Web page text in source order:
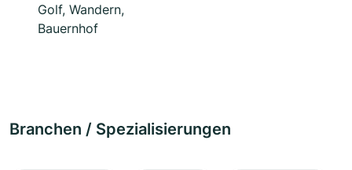
Golf, Wandern,
Bauernhof
Branchen / Spezialisierungen